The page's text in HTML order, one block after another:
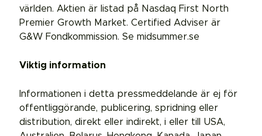
världen. Aktien är listad på Nasdaq First North
Premier Growth Market. Certified Adviser är
G&W Fondkommission. Se midsummer.se
Viktig information
Informationen i detta pressmeddelande är ej för
offentliggörande, publicering, spridning eller
distribution, direkt eller indirekt, i eller till USA,